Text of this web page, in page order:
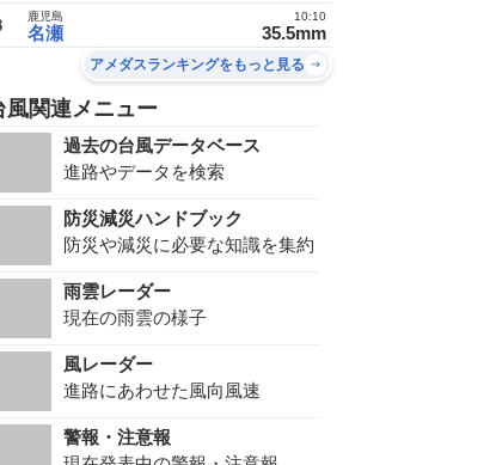
名瀬
鹿児島
35.5mm
10:10
アメダスランキングをもっと見る
風関連メニュー
過去の台風データベース
進路やデータを検索
防災減災ハンドブック
防災や減災に必要な知識を集約
雨雲レーダー
現在の雨雲の様子
風レーダー
進路にあわせた風向風速
警報・注意報